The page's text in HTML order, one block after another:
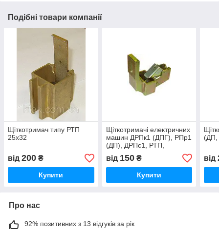
Подібні товари компанії
Щіткотримач типу РТП
25х32
від 200 ₴
Купити
Щіткотримачі електричних
машин ДРПк1 (ДПГ), РПр1
(ДП), ДРПс1, РТП,
ДРПра1, ДРПрс1, ДТнПк,
MTF(H)
від 150₴
Купити
(ДП,
від
Про нас
92% позитивних з 13 відгуків за рік